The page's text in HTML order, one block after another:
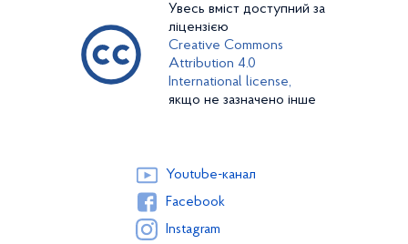
Увесь вміст доступний за
ліцензією
Creative Commons
Attribution 4.0
International license,
якщо не зазначено інше
Youtube-канал
Facebook
Instagram